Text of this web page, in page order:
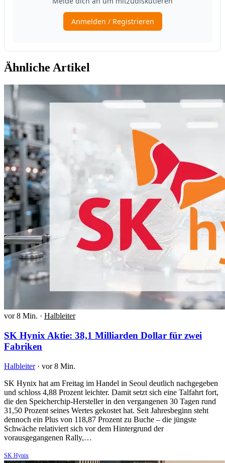
Ähnliche Artikel
vor 8 Min. · Halbleiter
SK Hynix Aktie: 38,1 Milliarden Dollar für zwei
Fabriken
Halbleiter · vor 8 Min.
SK Hynix hat am Freitag im Handel in Seoul deutlich nachgegeben
und schloss 4,88 Prozent leichter. Damit setzt sich eine Talfahrt fort,
die den Speicherchip-Hersteller in den vergangenen 30 Tagen rund
31,50 Prozent seines Wertes gekostet hat. Seit Jahresbeginn steht
dennoch ein Plus von 118,87 Prozent zu Buche – die jüngste
Schwäche relativiert sich vor dem Hintergrund der
vorausgegangenen Rally,…
SK Hynix